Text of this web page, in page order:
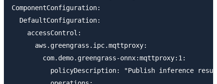
ComponentConfiguration:
  DefaultConfiguration:
    accessControl:
      aws.greengrass.ipc.mqttproxy:
        com.demo.greengrass-onnx:mqttproxy:1:
policyDescription: "Publish inference